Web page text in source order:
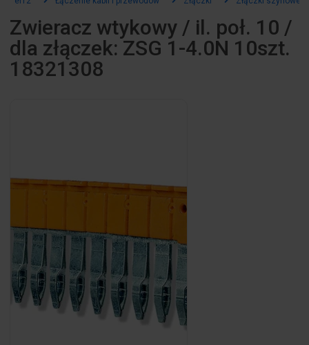
Zwieracz wtykowy / il. poł. 10 /
dla złączek: ZSG 1-4.0N 10szt.
18321308